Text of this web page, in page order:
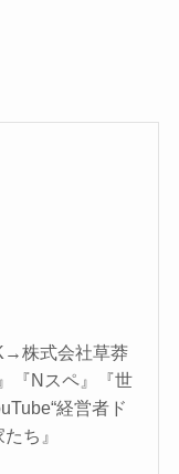
株式会社草莽
『Nスペ』『世
経営者ド
ち』